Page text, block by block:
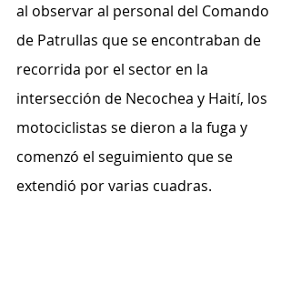
al observar al personal del Comando
de Patrullas que se encontraban de
recorrida por el sector en la
intersección de Necochea y Haití, los
motociclistas se dieron a la fuga y
comenzó el seguimiento que se
extendió por varias cuadras.